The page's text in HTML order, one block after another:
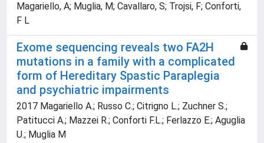
Magariello, A; Muglia, M; Cavallaro, S; Trojsi, F; Conforti,
F L
Exome sequencing reveals two FA2H
mutations in a family with a complicated
form of Hereditary Spastic Paraplegia
and psychiatric impairments
2017 Magariello A.; Russo C.; Citrigno L.; Zuchner S.;
Patitucci A.; Mazzei R.; Conforti F.L.; Ferlazzo E.; Aguglia
U.; Muglia M